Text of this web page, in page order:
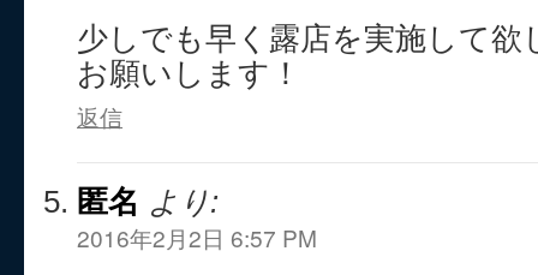
少しでも早く露店を実施して
お願いします！
返信
匿名 より:
2016年2月2日 6:57 PM